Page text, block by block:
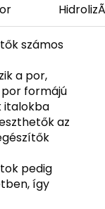
számos
a por,
por formájú
italokba
az
pedig
így